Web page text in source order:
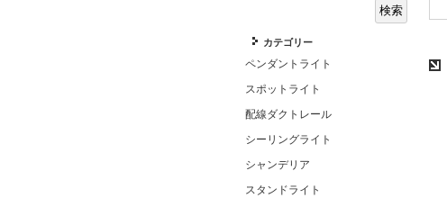
カテゴリー
ペンダントライト
スポットライト
配線ダクトレール
シーリングライト
シャンデリア
スタンドライト